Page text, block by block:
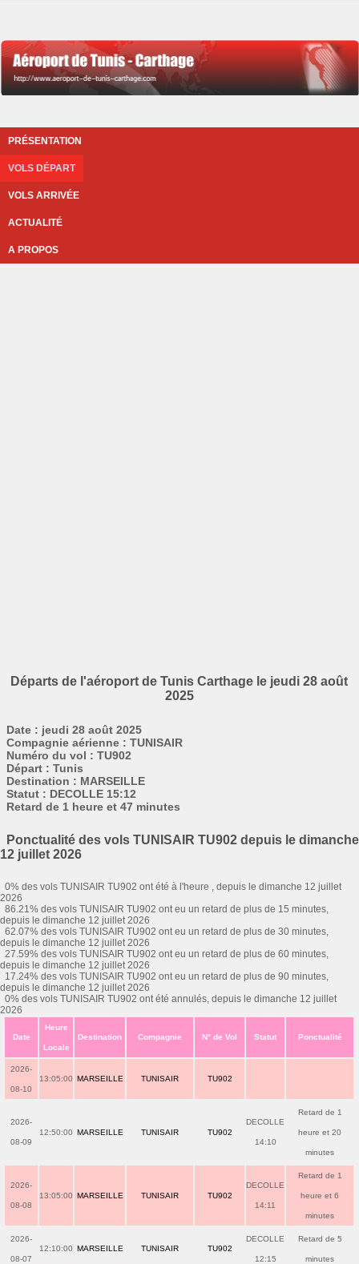
PRÉSENTATION
VOLS DÉPART
VOLS ARRIVÉE
ACTUALITÉ
A PROPOS
Départs de l'aéroport de Tunis Carthage le jeudi 28 août
2025
Date : jeudi 28 août 2025
Compagnie aérienne : TUNISAIR
Numéro du vol : TU902
Départ : Tunis
Destination : MARSEILLE
Statut : DECOLLE 15:12
Retard de 1 heure et 47 minutes
Ponctualité des vols TUNISAIR TU902 depuis le dimanche
12 juillet 2026
0% des vols TUNISAIR TU902 ont été à l'heure , depuis le dimanche 12 juillet
2026
86.21% des vols TUNISAIR TU902 ont eu un retard de plus de 15 minutes,
depuis le dimanche 12 juillet 2026
62.07% des vols TUNISAIR TU902 ont eu un retard de plus de 30 minutes,
depuis le dimanche 12 juillet 2026
27.59% des vols TUNISAIR TU902 ont eu un retard de plus de 60 minutes,
depuis le dimanche 12 juillet 2026
17.24% des vols TUNISAIR TU902 ont eu un retard de plus de 90 minutes,
depuis le dimanche 12 juillet 2026
0% des vols TUNISAIR TU902 ont été annulés, depuis le dimanche 12 juillet
2026
Date
Heure
Locale
Destination Compagnie N° de Vol Statut Ponctualité
2026-
08-10
13:05:00 MARSEILLE TUNISAIR TU902
2026-
08-09
12:50:00 MARSEILLE TUNISAIR TU902
DECOLLE
14:10
Retard de 1
heure et 20
minutes
2026-
08-08
13:05:00 MARSEILLE TUNISAIR TU902
DECOLLE
14:11
Retard de 1
heure et 6
minutes
2026-
08-07
12:10:00 MARSEILLE TUNISAIR TU902
DECOLLE
12:15
Retard de 5
minutes